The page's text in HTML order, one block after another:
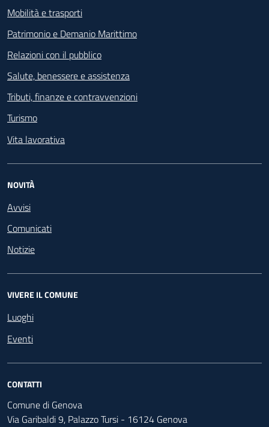
Mobilità e trasporti
Patrimonio e Demanio Marittimo
Relazioni con il pubblico
Salute, benessere e assistenza
Tributi, finanze e contravvenzioni
Turismo
Vita lavorativa
NOVITÀ
Avvisi
Comunicati
Notizie
VIVERE IL COMUNE
Luoghi
Eventi
CONTATTI
Comune di Genova
Via Garibaldi 9, Palazzo Tursi - 16124 Genova